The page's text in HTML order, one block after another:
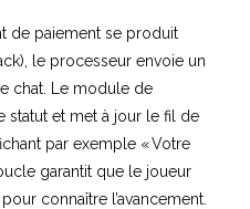
de paiement se produit
le processeur envoie un
chat. Le module de
statut et met à jour le fil de
par exemple « Votre
garantit que le joueur
connaître l’avancement.